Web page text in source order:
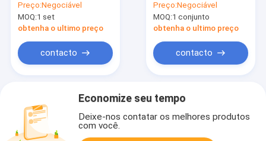
corte de aço de
silício
Preço:Negociável
MOQ:1 set
obtenha o ultimo preço
contacto
velocidade de
alimentação de 180
m/min, dureza da
sistema de controle
PLC
Preço:Negociável
MOQ:1 conjunto
obtenha o ultimo preço
contacto
Economize seu tempo
Deixe-nos contatar os melhores produtos
com você.